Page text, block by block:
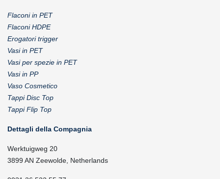
Flaconi in PET
Flaconi HDPE
Erogatori trigger
Vasi in PET
Vasi per spezie in PET
Vasi in PP
Vaso Cosmetico
Tappi Disc Top
Tappi Flip Top
Dettagli della Compagnia
Werktuigweg 20
3899 AN Zeewolde, Netherlands